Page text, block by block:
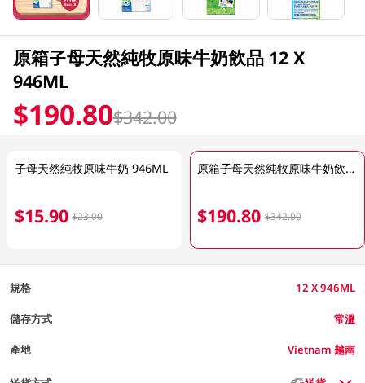
原箱子母天然純牧原味牛奶飲品 12 X
946ML
$190.80$342.00
子母天然純牧原味牛奶 946ML
$15.90 $23.00
原箱子母天然純牧原味牛奶飲品 12 X 946ML
$190.80 $342.00
規格 12 X 946ML
儲存方式 常溫
產地 Vietnam 越南